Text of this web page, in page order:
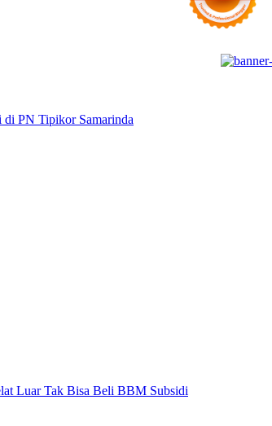
PN Tipikor Samarinda
Luar Tak Bisa Beli BBM Subsidi